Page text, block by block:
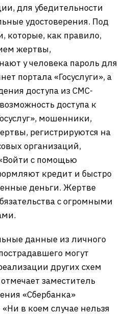
для убедительности
удостоверения. Под
которые, как правило,
жертвы,
у человека пароль для
портала «Госуслуги», а
доступа из СМС-
доступа к
мошенники,
регистрируются на
организаций,
с помощью
кредит и быстро
деньги. Жертве
с огромными
данные из личного
могут
других схем
заместитель
«Сбербанка»
в коем случае нельзя